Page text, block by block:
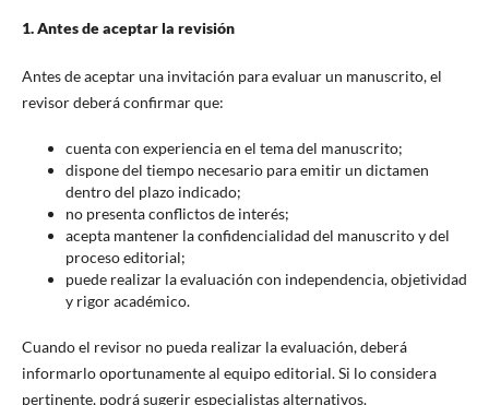
1. Antes de aceptar la revisión
Antes de aceptar una invitación para evaluar un manuscrito, el
revisor deberá confirmar que:
cuenta con experiencia en el tema del manuscrito;
dispone del tiempo necesario para emitir un dictamen
dentro del plazo indicado;
no presenta conflictos de interés;
acepta mantener la confidencialidad del manuscrito y del
proceso editorial;
puede realizar la evaluación con independencia, objetividad
y rigor académico.
Cuando el revisor no pueda realizar la evaluación, deberá
informarlo oportunamente al equipo editorial. Si lo considera
pertinente, podrá sugerir especialistas alternativos.